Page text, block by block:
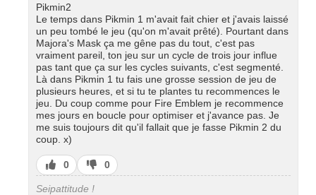
Pikmin2
Le temps dans Pikmin 1 m'avait fait chier et j'avais laissé
un peu tombé le jeu (qu'on m'avait prêté). Pourtant dans
Majora's Mask ça me gêne pas du tout, c'est pas
vraiment pareil, ton jeu sur un cycle de trois jour influe
pas tant que ça sur les cycles suivants, c'est segmenté.
Là dans Pikmin 1 tu fais une grosse session de jeu de
plusieurs heures, et si tu te plantes tu recommences le
jeu. Du coup comme pour Fire Emblem je recommence
mes jours en boucle pour optimiser et j'avance pas. Je
me suis toujours dit qu'il fallait que je fasse Pikmin 2 du
coup. x)
J’aime
0
J’aime
pas
0
Seipattitude !